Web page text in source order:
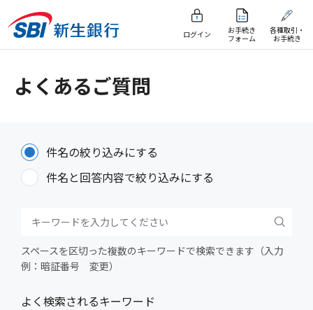
ログイン
お手続き
フォーム
各種取引・
お手続き
よくあるご質問
件名の絞り込みにする
件名と回答内容で絞り込みにする
スペースを区切った複数のキーワードで検索できます（入力
例：暗証番号 変更）
よく検索されるキーワード